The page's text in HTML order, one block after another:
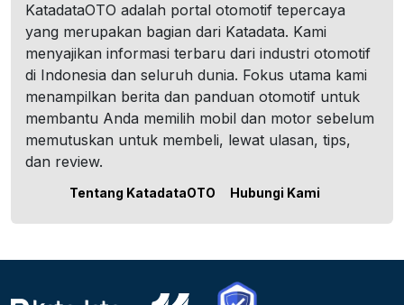
KatadataOTO adalah portal otomotif tepercaya
yang merupakan bagian dari Katadata. Kami
menyajikan informasi terbaru dari industri otomotif
di Indonesia dan seluruh dunia. Fokus utama kami
menampilkan berita dan panduan otomotif untuk
membantu Anda memilih mobil dan motor sebelum
memutuskan untuk membeli, lewat ulasan, tips,
dan review.
Tentang KatadataOTO Hubungi Kami